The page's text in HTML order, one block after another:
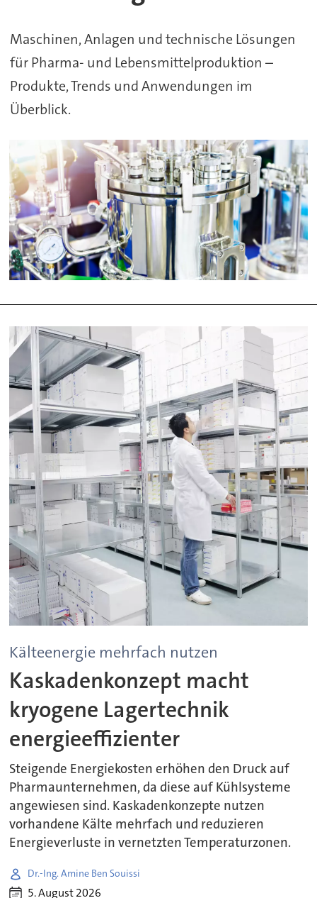
Pharma+Food
Maschinen, Anlagen und technische Lösungen
für Pharma- und Lebensmittelproduktion –
Produkte, Trends und Anwendungen im
Überblick.
Kälteenergie mehrfach nutzen
Kaskadenkonzept macht
kryogene Lagertechnik
energieeffizienter
Steigende Energiekosten erhöhen den Druck auf
Pharmaunternehmen, da diese auf Kühlsysteme
angewiesen sind. Kaskadenkonzepte nutzen
vorhandene Kälte mehrfach und reduzieren
Energieverluste in vernetzten Temperaturzonen.
Dr.-Ing. Amine Ben Souissi
5. August 2026